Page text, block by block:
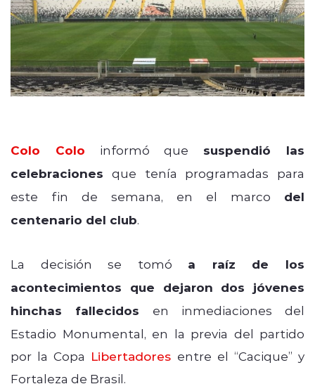
Colo Colo informó que suspendió las
celebraciones que tenía programadas para
este fin de semana, en el marco del
centenario del club.
La decisión se tomó a raíz de los
acontecimientos que dejaron dos jóvenes
hinchas fallecidos en inmediaciones del
Estadio Monumental, en la previa del partido
por la Copa Libertadores entre el “Cacique” y
Fortaleza de Brasil.